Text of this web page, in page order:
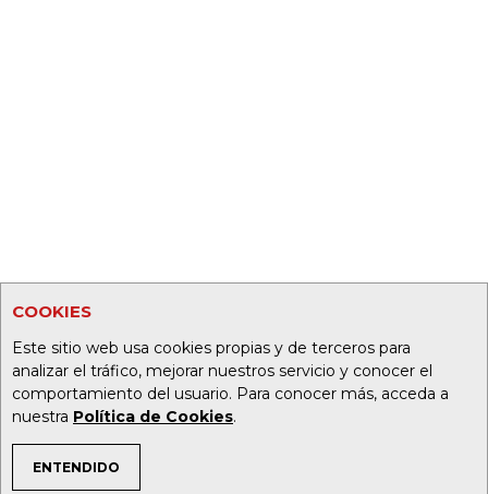
COOKIES
Este sitio web usa cookies propias y de terceros para
analizar el tráfico, mejorar nuestros servicio y conocer el
comportamiento del usuario. Para conocer más, acceda a
nuestra Política de Cookies.
ENTENDIDO
TEMAS DE INTERÉS